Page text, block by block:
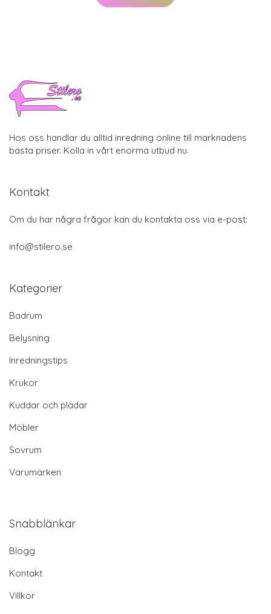
Hos oss handlar du alltid inredning online till marknadens
bästa priser. Kolla in vårt enorma utbud nu.
Kontakt
Om du har några frågor kan du kontakta oss via e-post:
info@stilero.se
Kategorier
Badrum
Belysning
Inredningstips
Krukor
Kuddar och plädar
Möbler
Sovrum
Varumärken
Snabblänkar
Blogg
Kontakt
Villkor